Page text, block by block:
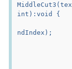
int):void {
ndIndex);